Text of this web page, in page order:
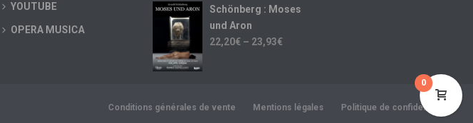
YOUTUBE
OPERA MUSICA
Schönberg : Moses
und Aron
22,20€ – 23,93€
Conditions générales de vente Mentions légales Politique de confidentialité
0